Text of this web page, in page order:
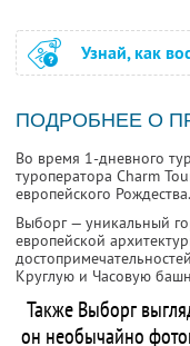
Узнай, как
ПОДРОБНЕЕ О
Во время 1-дневного
туроператора Charm
европейского Рождества.
Выборг — уникальный
европейской
Круглую и Часовую
Также Выборг
он необычайно